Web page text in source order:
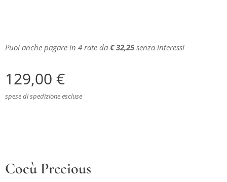
Puoi anche pagare in 4 rate da € 32,25senza interessi
129,00 €
spese di spedizione escluse
Cocù Precious